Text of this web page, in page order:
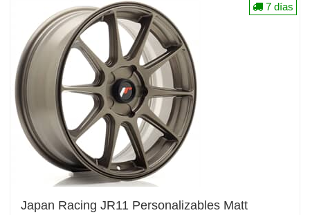
Japan Racing JR11 Personalizables Matt
7 días